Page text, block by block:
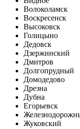
Волоколамск
Воскресенск
Высоковск
Голицыно
Дедовск
Дзержинский
Дмитров
Долгопрудный
Домодедово
Дрезна
Дубна
Егорьевск
Жуковский